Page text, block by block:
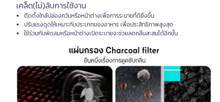
เคล็ด(ไม่)ลับการใช้งาน
ติดตั้งใกล้ปล่องควันหรือหน้าต่างเพื่อการระบายที่ดียิ่งขึ้น
ปรับแรงดูดให้เหมาะกับประเภทของอาหาร เพื่อประสิทธิภาพสูงสุด
ใช้ร่วมกับพัดลมหรือหน้าต่างเปิดระบายจะช่วยลดกลิ่นสะสมได้อีกขั้น